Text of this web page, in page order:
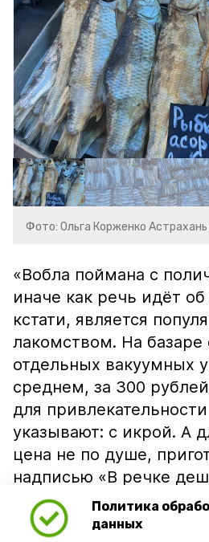
Политика
данных
Фото: Ольга Корженко
«Вобла поймана с
иначе как речь идёт
кстати, является
лакомством. На базаре
отдельных вакуумных
среднем, за 300
для
указывают: с икрой. А
цена не по душе,
надписью «В речке